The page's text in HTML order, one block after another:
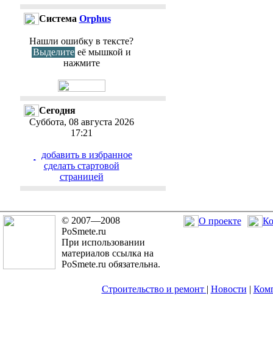
Cистема Orphus
Нашли ошибку в тексте?
Выделите её мышкой и
нажмите
Сегодня
Суббота, 08 августа 2026
17:21
добавить в избранное
cделать стартовой
страницей
© 2007—2008
PoSmete.ru
При использовании
материалов ссылка на
PoSmete.ru обязательна.
О проекте
Строительство и ремонт | Новости |